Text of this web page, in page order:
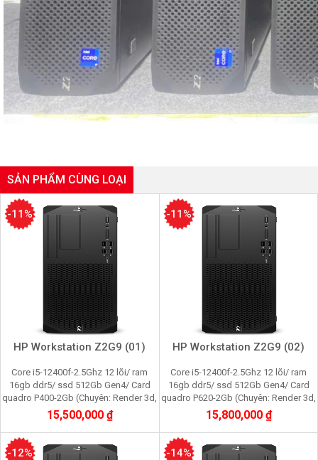
SẢN PHẨM CÙNG LOẠI
HP Workstation Z2G9 (01)
Core i5-12400f-2.5Ghz 12 lõi/ ram
16gb ddr5/ ssd 512Gb Gen4/ Card
quadro P400-2Gb (Chuyên: Render 3d,
film 2K, cầy Pi node, youtube,
facebook)
15,500,000 ₫
-11%
HP Workstation Z2G9 (02)
Core i5-12400f-2.5Ghz 12 lõi/ ram
16gb ddr5/ ssd 512Gb Gen4/ Card
quadro P620-2Gb (Chuyên: Render 3d,
film 2K, cầy Pi node, youtube,
facebook)
15,800,000 ₫
-11%
-12% -14%